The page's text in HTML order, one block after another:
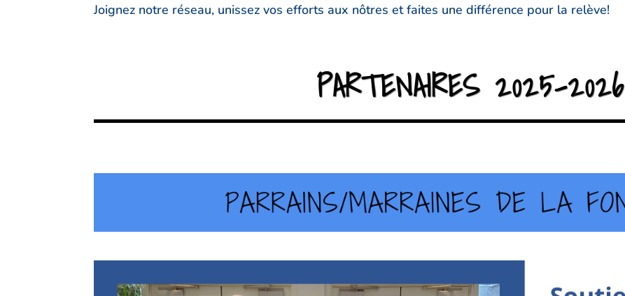
Joignez notre réseau, unissez vos efforts aux nôtres et faites une différence pour la relève!
PARTENAIRES 2025-2026